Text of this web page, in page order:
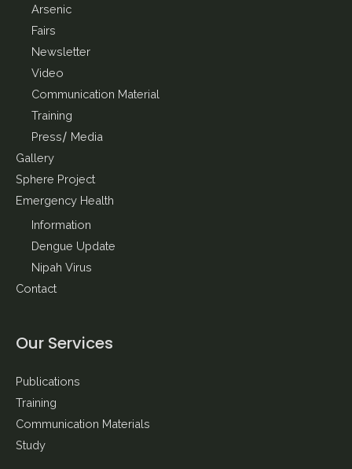
Arsenic
Fairs
Newsletter
Video
Communication Material
Training
Press/ Media
Gallery
Sphere Project
Emergency Health
Information
Dengue Update
Nipah Virus
Contact
Our Services
Publications
Training
Communication Materials
Study